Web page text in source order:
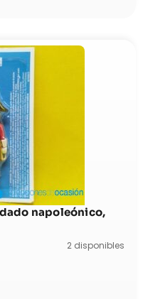
napoleónico,
2 disponibles